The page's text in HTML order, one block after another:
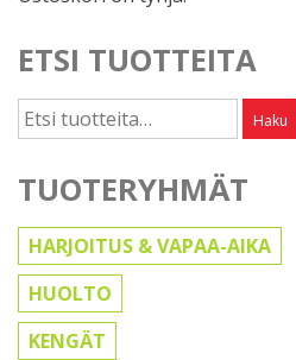
ETSI TUOTTEITA
Etsi: Haku
TUOTERYHMÄT
HARJOITUS & VAPAA-AIKA
HUOLTO
KENGÄT